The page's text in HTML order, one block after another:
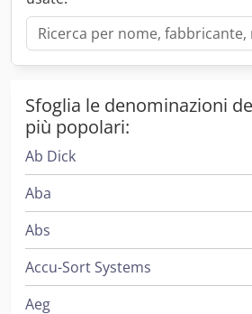
Peso totale in kg: 12000 Dodpfx
esercizio in bar: 6 Velocità di
mm/sec: 375 Velocità di lavoro in mm/
Sfoglia le denominazioni
più popolari:
Ab Dick
Aba
Abs
Accu-Sort Systems
Aeg